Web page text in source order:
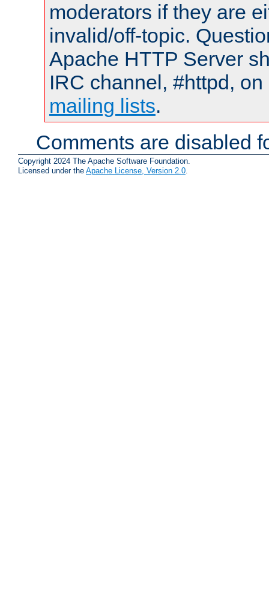
moderators if they are
invalid/off-topic.
Apache HTTP Server
IRC channel, #httpd,
mailing lists.
Comments are disabled
Copyright 2024 The Apache Software Foundation.
Licensed under the Apache License, Version 2.0